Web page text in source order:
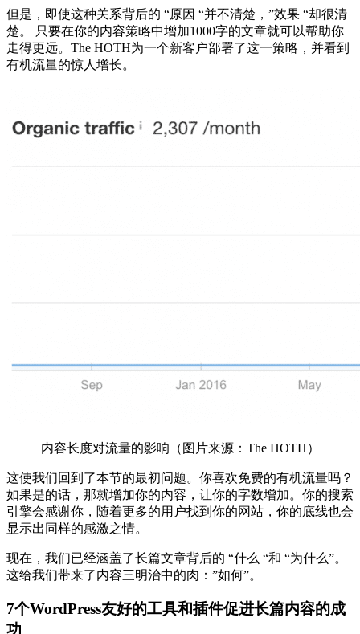
但是，即使这种关系背后的 “原因 “并不清楚，”效果 “却很清
楚。 只要在你的内容策略中增加1000字的文章就可以帮助你
走得更远。The HOTH为一个新客户部署了这一策略，并看到
有机流量的惊人增长。
内容长度对流量的影响（图片来源：The HOTH）
这使我们回到了本节的最初问题。你喜欢免费的有机流量吗？
如果是的话，那就增加你的内容，让你的字数增加。你的搜索
引擎会感谢你，随着更多的用户找到你的网站，你的底线也会
显示出同样的感激之情。
现在，我们已经涵盖了长篇文章背后的 “什么 “和 “为什么”。
这给我们带来了内容三明治中的肉：”如何”。
7个WordPress友好的工具和插件促进长篇内容的成
功